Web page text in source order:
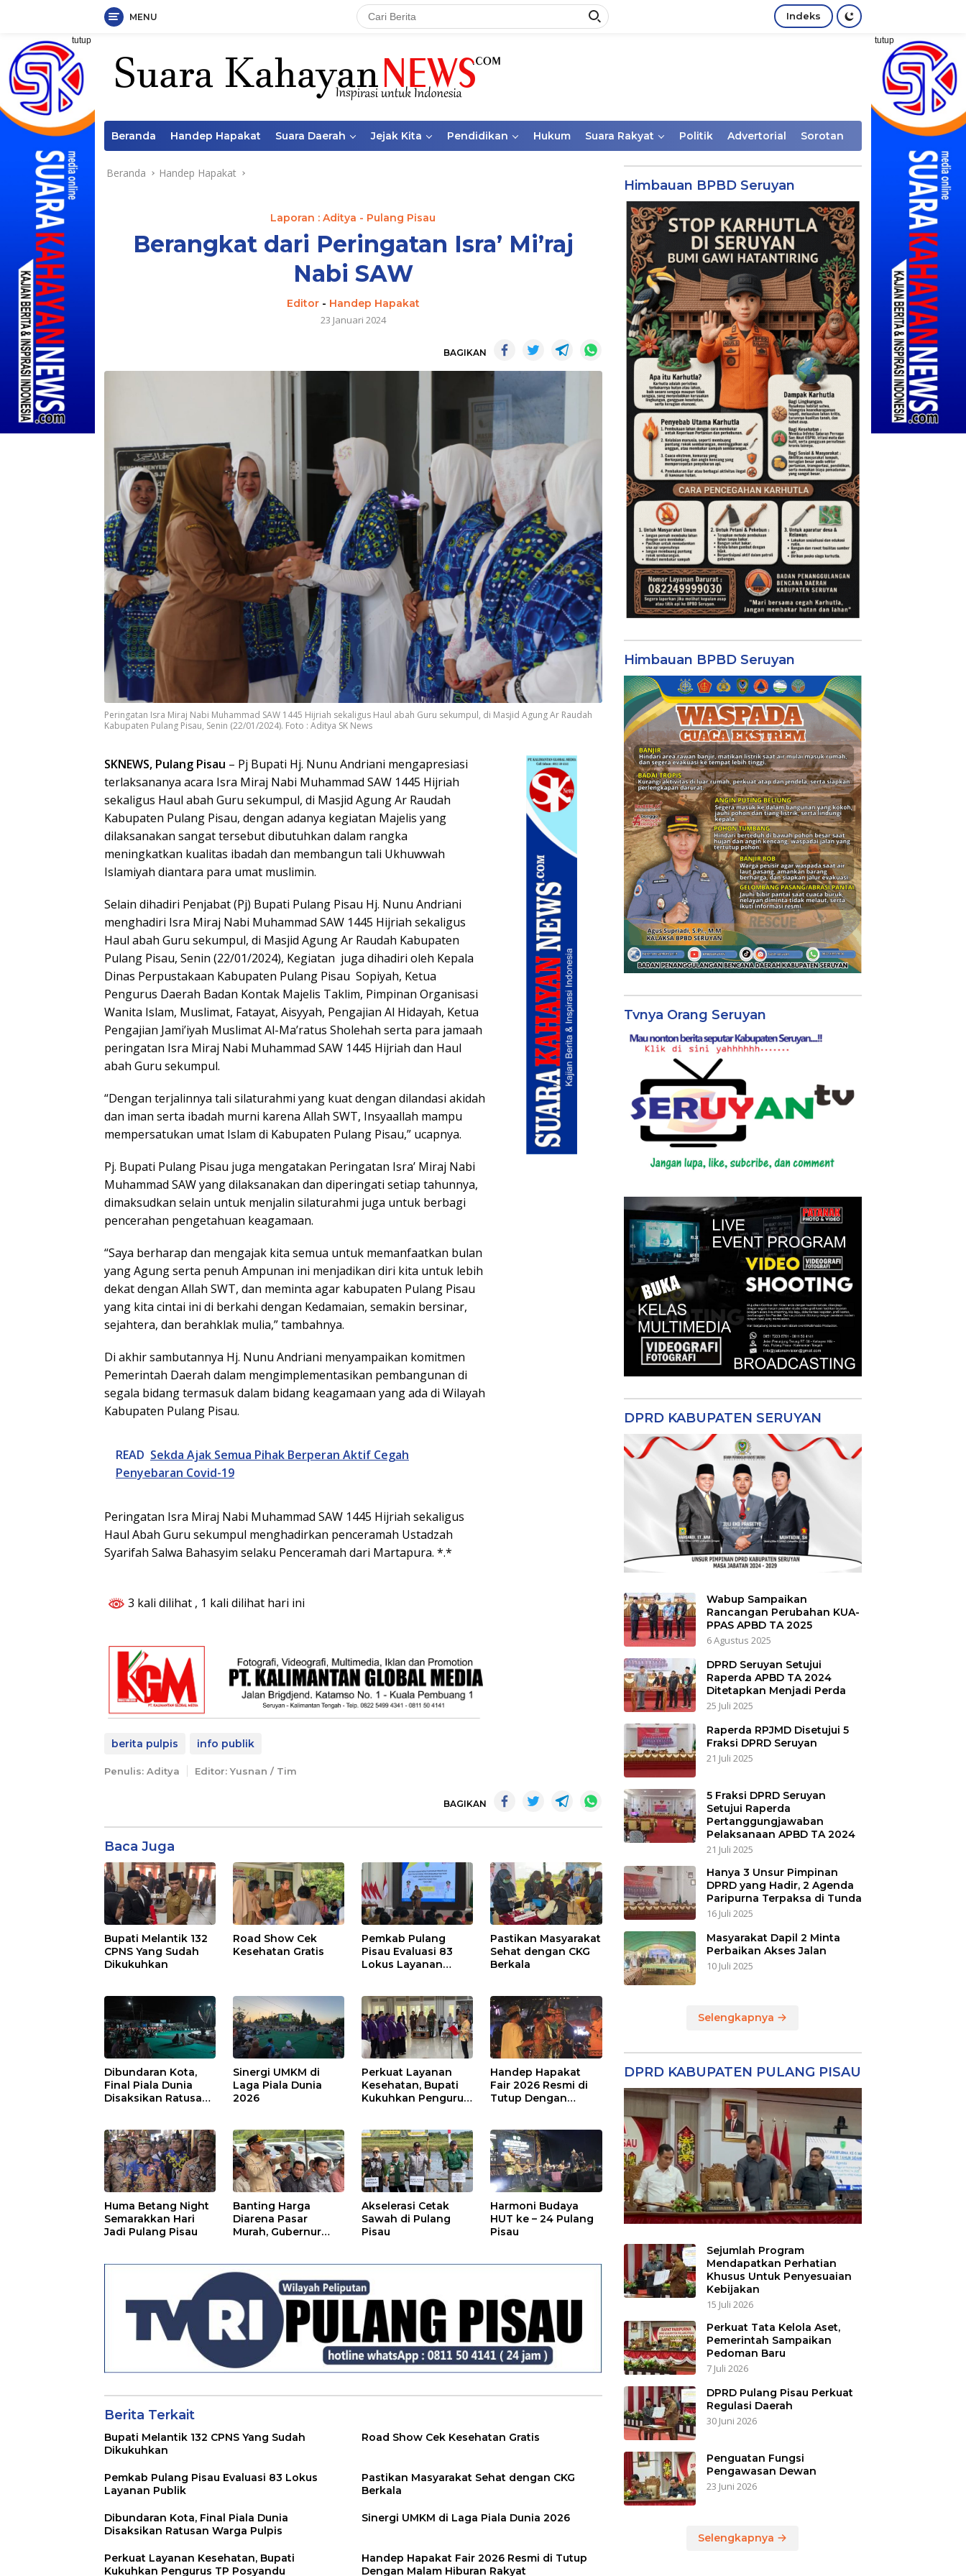
Langsung
konten
MENU Indeks
tutup tutup
Beranda Handep Hapakat Suara Daerah Jejak Kita Pendidikan Hukum Suara Rakyat Politik Advertorial Sorotan
Beranda Handep Hapakat
Laporan : Aditya - Pulang Pisau
Berangkat dari Peringatan Isra’ Mi’raj
Nabi SAW
Editor- Handep Hapakat
23 Januari 2024
BAGIKAN
Peringatan Isra Miraj Nabi Muhammad SAW 1445 Hijriah sekaligus Haul abah Guru sekumpul, di Masjid Agung Ar Raudah
Kabupaten Pulang Pisau, Senin (22/01/2024). Foto : Aditya SK News
SKNEWS, Pulang Pisau – Pj Bupati Hj. Nunu Andriani mengapresiasi
terlaksananya acara Isra Miraj Nabi Muhammad SAW 1445 Hijriah
sekaligus Haul abah Guru sekumpul, di Masjid Agung Ar Raudah
Kabupaten Pulang Pisau, dengan adanya kegiatan Majelis yang
dilaksanakan sangat tersebut dibutuhkan dalam rangka
meningkatkan kualitas ibadah dan membangun tali Ukhuwwah
Islamiyah diantara para umat muslimin.
Selain dihadiri Penjabat (Pj) Bupati Pulang Pisau Hj. Nunu Andriani
menghadiri Isra Miraj Nabi Muhammad SAW 1445 Hijriah sekaligus
Haul abah Guru sekumpul, di Masjid Agung Ar Raudah Kabupaten
Pulang Pisau, Senin (22/01/2024), Kegiatan juga dihadiri oleh Kepala
Dinas Perpustakaan Kabupaten Pulang Pisau Sopiyah, Ketua
Pengurus Daerah Badan Kontak Majelis Taklim, Pimpinan Organisasi
Wanita Islam, Muslimat, Fatayat, Aisyyah, Pengajian Al Hidayah, Ketua
Pengajian Jami’iyah Muslimat Al-Ma’ratus Sholehah serta para jamaah
peringatan Isra Miraj Nabi Muhammad SAW 1445 Hijriah dan Haul
abah Guru sekumpul.
“Dengan terjalinnya tali silaturahmi yang kuat dengan dilandasi akidah
dan iman serta ibadah murni karena Allah SWT, Insyaallah mampu
mempersatukan umat Islam di Kabupaten Pulang Pisau,” ucapnya.
Pj. Bupati Pulang Pisau juga mengatakan Peringatan Isra’ Miraj Nabi
Muhammad SAW yang dilaksanakan dan diperingati setiap tahunnya,
dimaksudkan selain untuk menjalin silaturahmi juga untuk berbagi
pencerahan pengetahuan keagamaan.
“Saya berharap dan mengajak kita semua untuk memanfaatkan bulan
yang Agung serta penuh Ampunan ini menjadikan diri kita untuk lebih
dekat dengan Allah SWT, dan meminta agar kabupaten Pulang Pisau
yang kita cintai ini di berkahi dengan Kedamaian, semakin bersinar,
sejahtera, dan berahklak mulia,” tambahnya.
Di akhir sambutannya Hj. Nunu Andriani menyampaikan komitmen
Pemerintah Daerah dalam mengimplementasikan pembangunan di
segala bidang termasuk dalam bidang keagamaan yang ada di Wilayah
Kabupaten Pulang Pisau.
READ Sekda Ajak Semua Pihak Berperan Aktif Cegah
Penyebaran Covid-19
Peringatan Isra Miraj Nabi Muhammad SAW 1445 Hijriah sekaligus
Haul Abah Guru sekumpul menghadirkan penceramah Ustadzah
Syarifah Salwa Bahasyim selaku Penceramah dari Martapura. *.*
3 kali dilihat , 1 kali dilihat hari ini
berita pulpis info publik
Penulis: Aditya Editor: Yusnan / Tim
BAGIKAN
Baca Juga
Bupati Melantik 132
CPNS Yang Sudah
Dikukuhkan
Road Show Cek
Kesehatan Gratis
Pemkab Pulang
Pisau Evaluasi 83
Lokus Layanan
Pastikan Masyarakat
Sehat dengan CKG
Berkala
Dibundaran Kota,
Final Piala Dunia
Disaksikan Ratusan
Sinergi UMKM di
Laga Piala Dunia
2026
Perkuat Layanan
Kesehatan, Bupati
Kukuhkan Pengurus
Handep Hapakat
Fair 2026 Resmi di
Tutup Dengan
Huma Betang Night
Semarakkan Hari
Jadi Pulang Pisau
Banting Harga
Diarena Pasar
Murah, Gubernur
Akselerasi Cetak
Sawah di Pulang
Pisau
Harmoni Budaya
HUT ke – 24 Pulang
Pisau
Berita Terkait
Bupati Melantik 132 CPNS Yang Sudah
Dikukuhkan
Road Show Cek Kesehatan Gratis
Pemkab Pulang Pisau Evaluasi 83 Lokus
Layanan Publik
Pastikan Masyarakat Sehat dengan CKG
Berkala
Dibundaran Kota, Final Piala Dunia
Disaksikan Ratusan Warga Pulpis
Sinergi UMKM di Laga Piala Dunia 2026
Perkuat Layanan Kesehatan, Bupati
Kukuhkan Pengurus TP Posyandu
Handep Hapakat Fair 2026 Resmi di Tutup
Dengan Malam Hiburan Rakyat
Himbauan BPBD Seruyan
Himbauan BPBD Seruyan
Tvnya Orang Seruyan
DPRD KABUPATEN SERUYAN
Wabup Sampaikan
Rancangan Perubahan KUA-
PPAS APBD TA 2025
6 Agustus 2025
DPRD Seruyan Setujui
Raperda APBD TA 2024
Ditetapkan Menjadi Perda
25 Juli 2025
Raperda RPJMD Disetujui 5
Fraksi DPRD Seruyan
21 Juli 2025
5 Fraksi DPRD Seruyan
Setujui Raperda
Pertanggungjawaban
Pelaksanaan APBD TA 2024
21 Juli 2025
Hanya 3 Unsur Pimpinan
DPRD yang Hadir, 2 Agenda
Paripurna Terpaksa di Tunda
16 Juli 2025
Masyarakat Dapil 2 Minta
Perbaikan Akses Jalan
10 Juli 2025
Selengkapnya
DPRD KABUPATEN PULANG PISAU
Sejumlah Program
Mendapatkan Perhatian
Khusus Untuk Penyesuaian
Kebijakan
15 Juli 2026
Perkuat Tata Kelola Aset,
Pemerintah Sampaikan
Pedoman Baru
7 Juli 2026
DPRD Pulang Pisau Perkuat
Regulasi Daerah
30 Juni 2026
Penguatan Fungsi
Pengawasan Dewan
23 Juni 2026
Selengkapnya